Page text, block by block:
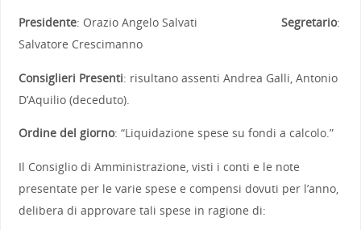
Presidente: Orazio Angelo Salvati Segretario:
Salvatore Crescimanno
Consiglieri Presenti: risultano assenti Andrea Galli, Antonio
D’Aquilio (deceduto).
Ordine del giorno: “Liquidazione spese su fondi a calcolo.”
Il Consiglio di Amministrazione, visti i conti e le note
presentate per le varie spese e compensi dovuti per l’anno,
delibera di approvare tali spese in ragione di: